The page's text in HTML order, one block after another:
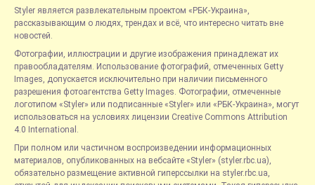
Styler является развлекательным проектом «РБК-Украина»,
рассказывающим о людях, трендах и всё, что интересно читать вне
новостей.
Фотографии, иллюстрации и другие изображения принадлежат их
правообладателям. Использование фотографий, отмеченных Getty
Images, допускается исключительно при наличии письменного
разрешения фотоагентства Getty Images. Фотографии, отмеченные
логотипом «Styler» или подписанные «Styler» или «РБК-Украина», могут
использоваться на условиях лицензии Creative Commons Attribution
4.0 International.
При полном или частичном воспроизведении информационных
материалов, опубликованных на вебсайте «Styler» (styler.rbc.ua),
обязательно размещение активной гиперссылки на styler.rbc.ua,